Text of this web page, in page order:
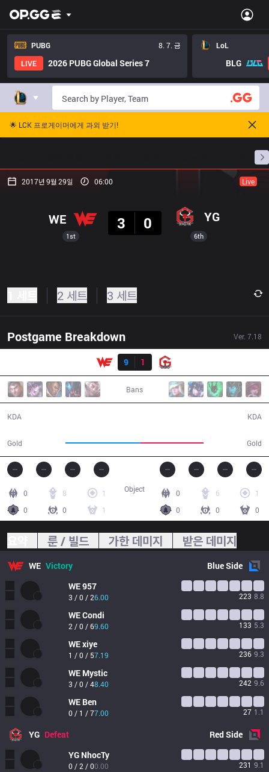
PUBG
8. 7. 금
LIVE
2026 PUBG Global Series 7
LoL
BLG
🌟 LCK 프로게이머에게 과외 받기!
프로빌
2017년 9월 29일 06:00 Live
1st
WE
3
0 YG
6th
2 세트 3 세트
Postgame Breakdown Ver. 7.18
9
1
Bans
KDA
Gold Gold
KDA
0 8
1
0
0 1
0 6
1
0
0 0
Object
룬 / 빌드 가한 데미지 받은 데미지
WE Victory BlueSide
WE957
3 / 0 / 26.00 223 8.8
WECondi
2 / 0 / 69.60 133 5.3
WExiye
1 / 0 / 57.19 236 9.3
WE Mystic
3 / 0 / 48.40 242 9.6
WE Ben
0 / 1 / 77.00 27 1.1
YG Defeat RedSide
YG NhocTy
0 / 2 / 00.00 231 9.1